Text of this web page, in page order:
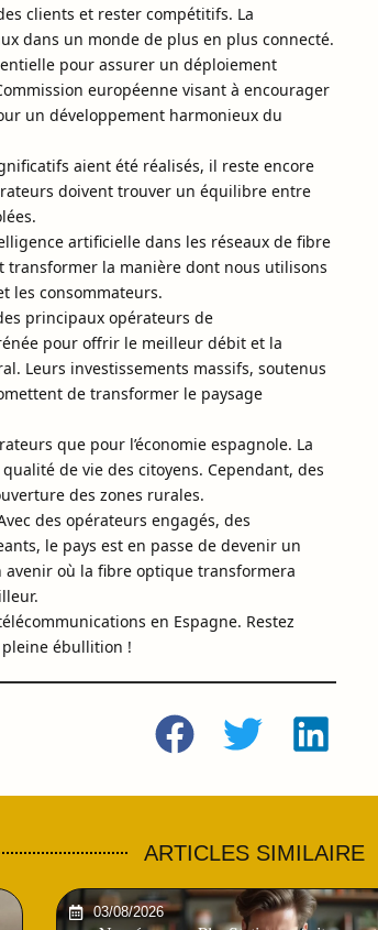
clients et rester compétitifs. La
dans un monde de plus en plus connecté.
pour assurer un déploiement
européenne visant à encourager
un développement harmonieux du
aient été réalisés, il reste encore
doivent trouver un équilibre entre
artificielle dans les réseaux de fibre
transformer la manière dont nous utilisons
les consommateurs.
principaux opérateurs de
pour offrir le meilleur débit et la
Leurs investissements massifs, soutenus
de transformer le paysage
que pour l’économie espagnole. La
de vie des citoyens. Cependant, des
des zones rurales.
des opérateurs engagés, des
le pays est en passe de devenir un
où la fibre optique transformera
en Espagne. Restez
ébullition !
ARTICLES SIMILAIRE
03/08/2026